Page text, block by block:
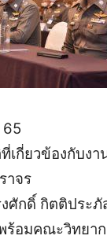
เกี่ยวข้องกับง
าจร
ศักดิ์ กิตติประ
ร้อมคณะวิทยา